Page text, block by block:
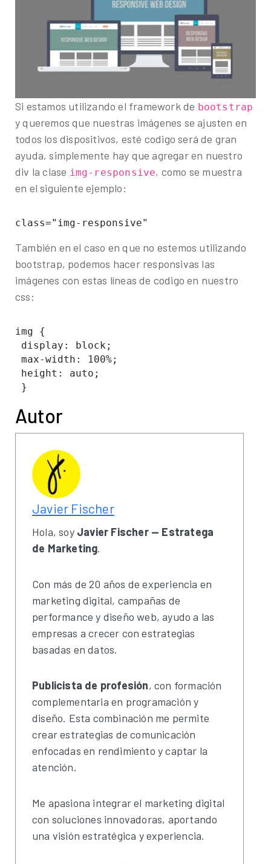
Si estamos utilizando el framework de bootstrap
y queremos que nuestras imágenes se ajusten en
todos los dispositivos, esté codigo será de gran
ayuda, simplemente hay que agregar en nuestro
div la clase img-responsive, como se muestra
en el siguiente ejemplo:
class="img-responsive"
También en el caso en que no estemos utilizando
bootstrap, podemos hacer responsivas las
imágenes con estas líneas de codigo en nuestro
css:
img {
display: block;
max-width: 100%;
height: auto;
}
Autor
Javier Fischer
Hola, soy Javier Fischer — Estratega
de Marketing.
Con más de 20 años de experiencia en
marketing digital, campañas de
performance y diseño web, ayudo a las
empresas a crecer con estrategias
basadas en datos.
Publicista de profesión, con formación
complementaria en programación y
diseño. Esta combinación me permite
crear estrategias de comunicación
enfocadas en rendimiento y captar la
atención.
Me apasiona integrar el marketing digital
con soluciones innovadoras, aportando
una visión estratégica y experiencia.